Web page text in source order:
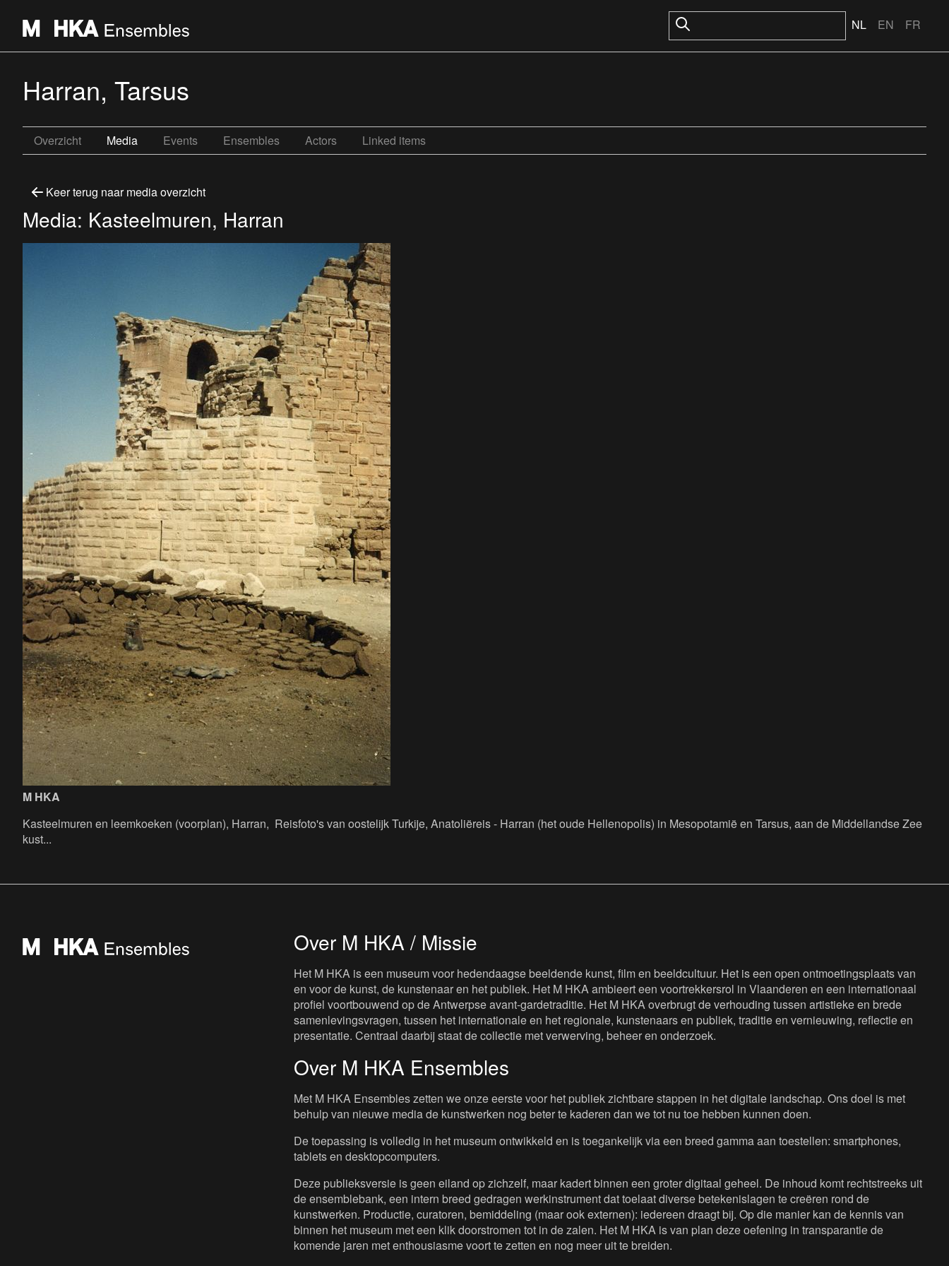
NL EN FR
Harran, Tarsus
Overzicht Media Events Ensembles Actors Linked items
Keer terug naar media overzicht
Media: Kasteelmuren, Harran
M HKA
Kasteelmuren en leemkoeken (voorplan), Harran, Reisfoto's van oostelijk Turkije, Anatoliëreis - Harran (het oude Hellenopolis) in Mesopotamië en Tarsus, aan de Middellandse Zee
kust...
Over M HKA / Missie
Het M HKA is een museum voor hedendaagse beeldende kunst, film en beeldcultuur. Het is een open ontmoetingsplaats van
en voor de kunst, de kunstenaar en het publiek. Het M HKA ambieert een voortrekkersrol in Vlaanderen en een internationaal
profiel voortbouwend op de Antwerpse avant-gardetraditie. Het M HKA overbrugt de verhouding tussen artistieke en brede
samenlevingsvragen, tussen het internationale en het regionale, kunstenaars en publiek, traditie en vernieuwing, reflectie en
presentatie. Centraal daarbij staat de collectie met verwerving, beheer en onderzoek.
Over M HKA Ensembles
Met M HKA Ensembles zetten we onze eerste voor het publiek zichtbare stappen in het digitale landschap. Ons doel is met
behulp van nieuwe media de kunstwerken nog beter te kaderen dan we tot nu toe hebben kunnen doen.
De toepassing is volledig in het museum ontwikkeld en is toegankelijk via een breed gamma aan toestellen: smartphones,
tablets en desktopcomputers.
Deze publieksversie is geen eiland op zichzelf, maar kadert binnen een groter digitaal geheel. De inhoud komt rechtstreeks uit
de ensemblebank, een intern breed gedragen werkinstrument dat toelaat diverse betekenislagen te creëren rond de
kunstwerken. Productie, curatoren, bemiddeling (maar ook externen): iedereen draagt bij. Op die manier kan de kennis van
binnen het museum met een klik doorstromen tot in de zalen. Het M HKA is van plan deze oefening in transparantie de
komende jaren met enthousiasme voort te zetten en nog meer uit te breiden.